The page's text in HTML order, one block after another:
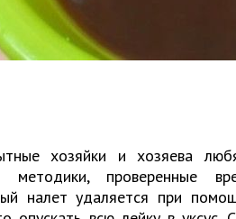
хозяйки и хозяева
методики, проверенные
налет удаляется при